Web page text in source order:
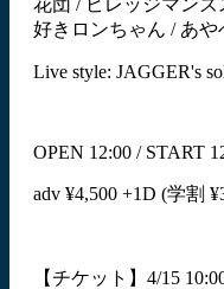
好きロンちゃん / あや
Live style: JAGGER's
OPEN 12:00 / START
adv ¥4,500 +1D (学割
【チケット】4/15